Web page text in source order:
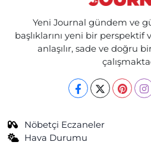
Yeni Journal gündem ve
başlıklarını yeni bir perspektif
anlaşılır, sade ve doğru
Nöbetçi Eczaneler
Hava Durumu